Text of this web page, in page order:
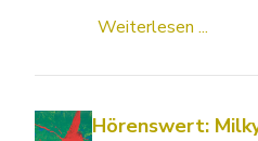
Weiterlesen ...
Hörenswert: